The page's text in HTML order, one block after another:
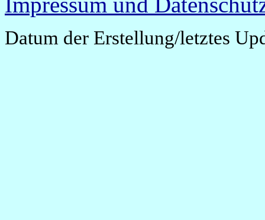
Datum der Erstellung/letztes